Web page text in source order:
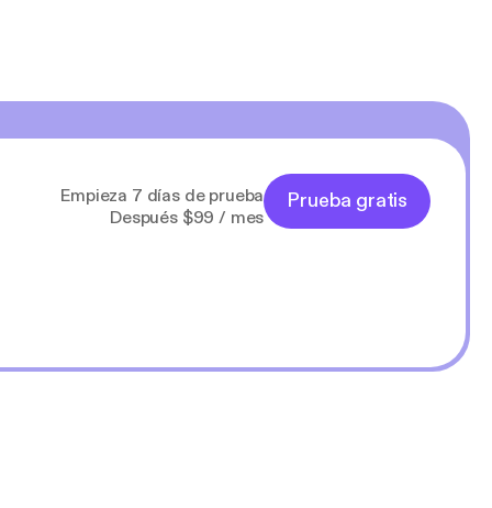
Empieza 7 días de prueba
Después $99 / mes
Prueba gratis